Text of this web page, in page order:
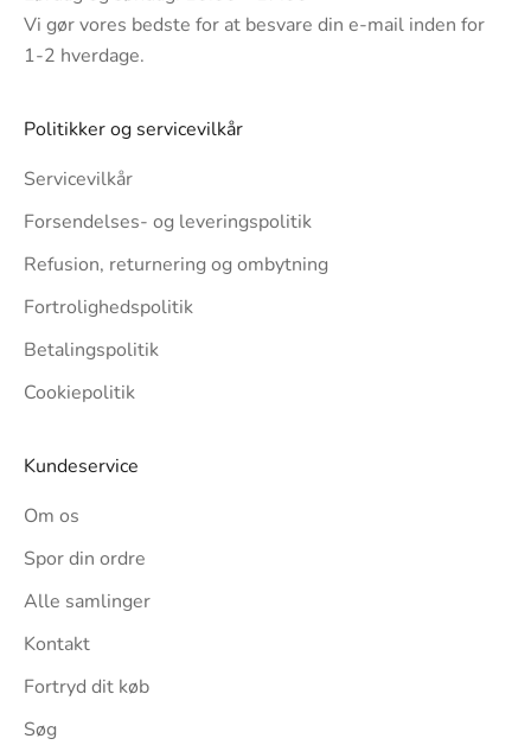
Vi gør vores bedste for at besvare din e-mail inden for
1-2 hverdage.
Politikker og servicevilkår
Servicevilkår
Forsendelses- og leveringspolitik
Refusion, returnering og ombytning
Fortrolighedspolitik
Betalingspolitik
Cookiepolitik
Kundeservice
Om os
Spor din ordre
Alle samlinger
Kontakt
Fortryd dit køb
Søg